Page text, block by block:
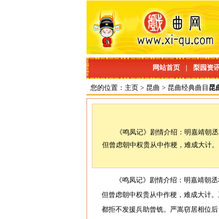
网站首页 梨园资
您的位置： 主页 > 昆曲 > 昆曲经典曲目 昆
《鸣凤记》剧情介绍：明嘉靖朝
但曾虑朝中权贵从中作梗，难成大计。
《鸣凤记》剧情介绍：明嘉靖朝
但曾虑朝中权贵从中作梗，难成大计
都拒不发援兵助曾铣。严嵩窃居相位